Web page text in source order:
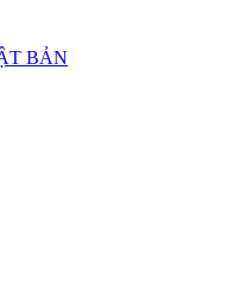
BẢN